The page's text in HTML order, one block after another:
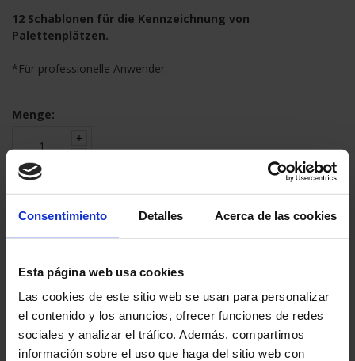
Consentimiento Detalles Acerca de las cookies
Esta página web usa cookies
Las cookies de este sitio web se usan para personalizar
el contenido y los anuncios, ofrecer funciones de redes
sociales y analizar el tráfico. Además, compartimos
información sobre el uso que haga del sitio web con
12 Schablonen für die Kennzeichnung von
Palettenplätzen.
*Für professionelle Anwender.
Menge:
203,70 €
Verpackungseinheit: 12 Schablonen
IN DEN WARENKORB LEGEN